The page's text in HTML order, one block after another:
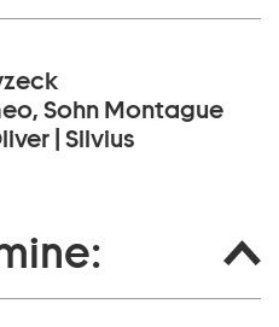
Sohn Montague
| Silvius